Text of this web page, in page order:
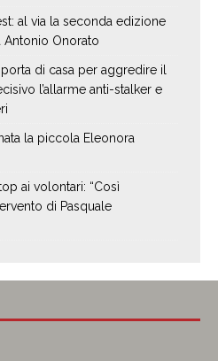
al via la seconda edizione
Antonio Onorato
di casa per aggredire il
l’allarme anti-stalker e
la piccola Eleonora
ai volontari: “Così
di Pasquale